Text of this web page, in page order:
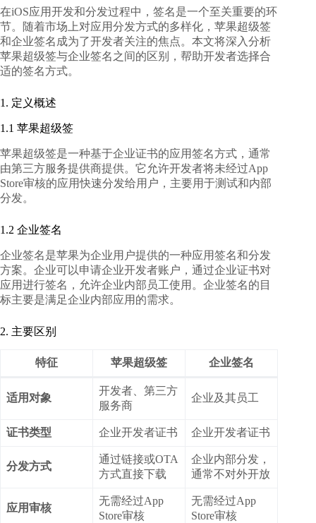
在iOS应用开发和分发过程中，签名是一个至关重要的环
节。随着市场上对应用分发方式的多样化，苹果超级签
和企业签名成为了开发者关注的焦点。本文将深入分析
苹果超级签与企业签名之间的区别，帮助开发者选择合
适的签名方式。
1. 定义概述
1.1 苹果超级签
苹果超级签是一种基于企业证书的应用签名方式，通常
由第三方服务提供商提供。它允许开发者将未经过App
Store审核的应用快速分发给用户，主要用于测试和内部
分发。
1.2 企业签名
企业签名是苹果为企业用户提供的一种应用签名和分发
方案。企业可以申请企业开发者账户，通过企业证书对
应用进行签名，允许企业内部员工使用。企业签名的目
标主要是满足企业内部应用的需求。
2. 主要区别
特征 苹果超级签 企业签名
适用对象
开发者、第三方
服务商
企业及其员工
证书类型 企业开发者证书 企业开发者证书
分发方式
通过链接或OTA
方式直接下载
企业内部分发，
通常不对外开放
应用审核
无需经过App
Store审核
无需经过App
Store审核